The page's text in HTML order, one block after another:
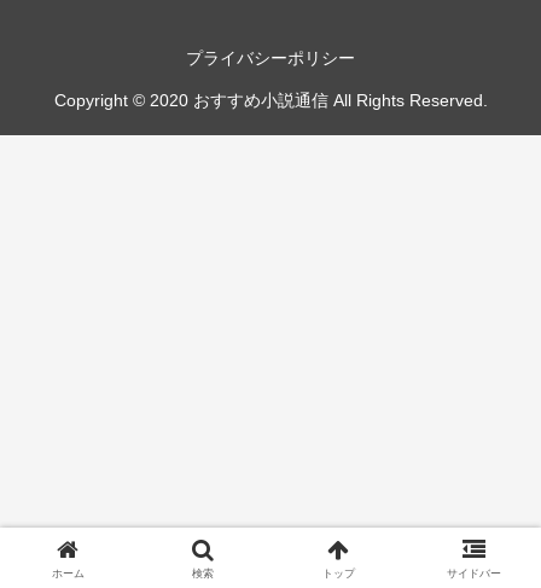
プライバシーポリシー
Copyright © 2020 おすすめ小説通信 All Rights Reserved.
ホーム 検索 トップ サイドバー